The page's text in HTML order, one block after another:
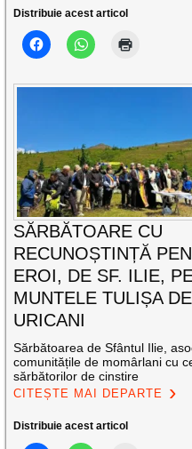
Distribuie acest articol
SĂRBĂTOARE CU
RECUNOȘTINȚĂ
EROI, DE SF. ILIE,
MUNTELE TULIȘA
URICANI
Sărbătoarea de Sfântul Ilie,
comunitățile de momârlani cu
sărbătorilor de cinstire
CITEȘTE MAI DEPARTE
Distribuie acest articol